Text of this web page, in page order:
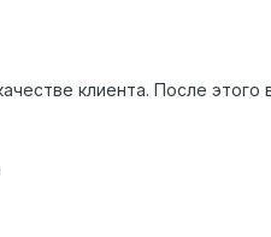
клиента. После